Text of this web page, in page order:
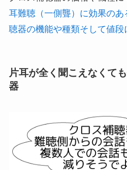
耳難聴（一側聾）に効果の
聴器の機能や種類そして値段
片耳が全く聞こえなくて
器